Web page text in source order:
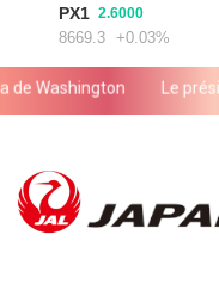
PX1 2.6000
8669.3 +0.03%
Le